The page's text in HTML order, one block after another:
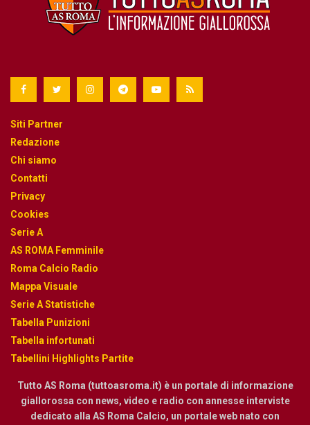
Siti Partner
Redazione
Chi siamo
Contatti
Privacy
Cookies
Serie A
AS ROMA Femminile
Roma Calcio Radio
Mappa Visuale
Serie A Statistiche
Tabella Punizioni
Tabella infortunati
Tabellini Highlights Partite
Tutto AS Roma (tuttoasroma.it) è un portale di informazione
giallorossa con news, video e radio con annesse interviste
dedicato alla AS Roma Calcio, un portale web nato con